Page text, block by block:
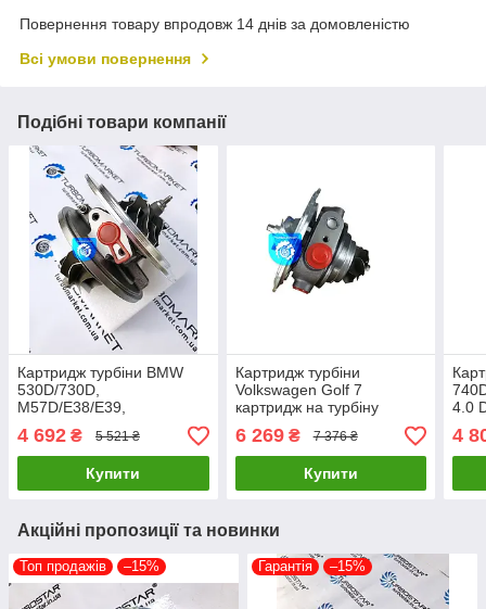
Повернення товару впродовж 14 днів за домовленістю
Всі умови повернення
Подібні товари компанії
Картридж турбіни BMW
530D/730D,
M57D/E38/E39,
3.0D,454191-
0008, 454191-0012,
454191-0013, 454191-
4 692 ₴ 5 521 ₴
Купити
Картридж турбіни
Volkswagen Golf 7
картридж на турбіну
фольксваген гольф MK7
2.0T IS38 06K145702N
6 269₴ 7 376 ₴
Купити
4.0
4
Акційні пропозиції та новинки
Топ продажів –15% Гарантія –15%